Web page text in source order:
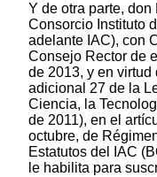
Y de otra parte,
Consorcio Instituto
adelante IAC), con
Consejo Rector de
de 2013, y en
adicional 27 de la
Ciencia, la
de 2011), en el
octubre, de
Estatutos del IAC
le habilita para